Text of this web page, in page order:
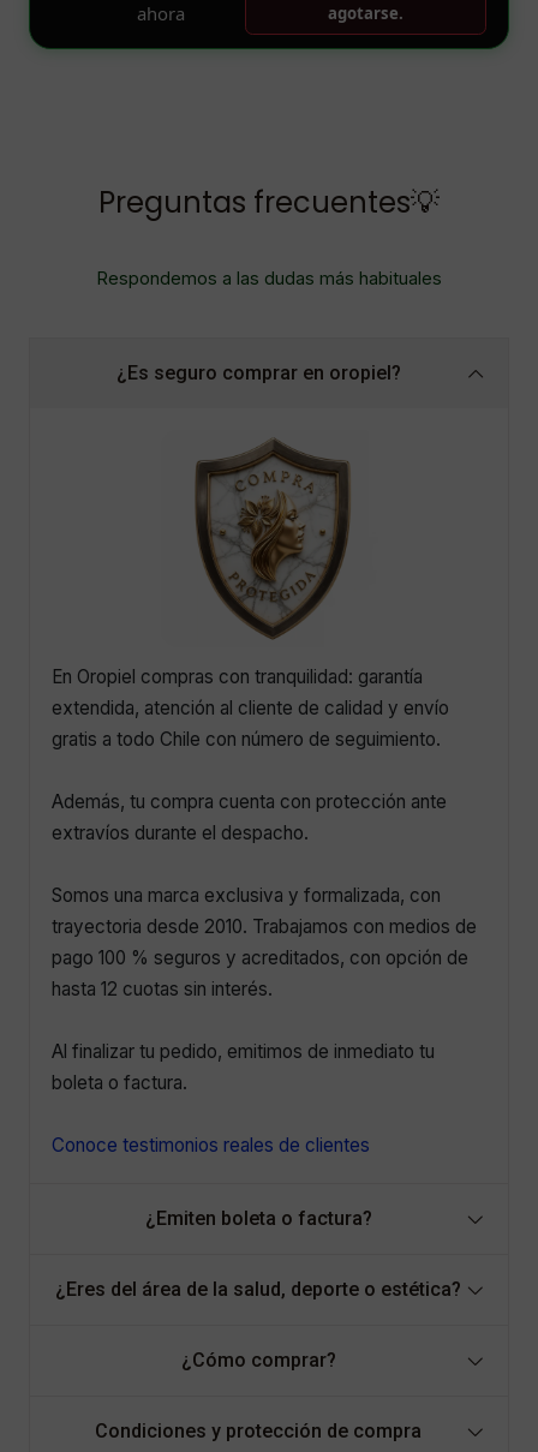
Preguntas frecuentes💡
Respondemos a las dudas más habituales
¿Es seguro comprar en oropiel?
En Oropiel compras con tranquilidad: garantía
extendida, atención al cliente de calidad y envío
gratis a todo Chile con número de seguimiento.
Además, tu compra cuenta con protección ante
extravíos durante el despacho.
Somos una marca exclusiva y formalizada, con
trayectoria desde 2010. Trabajamos con medios de
pago 100 % seguros y acreditados, con opción de
hasta 12 cuotas sin interés.
Al finalizar tu pedido, emitimos de inmediato tu
boleta o factura.
Conoce testimonios reales de clientes
¿Emiten boleta o factura?
¿Eres del área de la salud, deporte o estética?
¿Cómo comprar?
Condiciones y protección de compra